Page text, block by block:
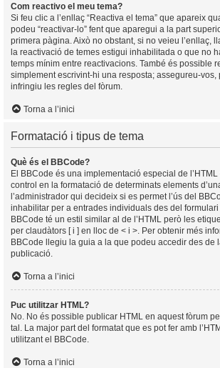
Com reactivo el meu tema?
Si feu clic a l’enllaç “Reactiva el tema” que apareix
podeu “reactivar-lo” fent que aparegui a la part
primera pàgina. Això no obstant, si no veieu l’enllaç,
la reactivació de temes estigui inhabilitada o que no
temps mínim entre reactivacions. També és possible
simplement escrivint-hi una resposta; assegureu-vos,
infringiu les regles del fòrum.
Torna a l’inici
Formatació i tipus de tema
Què és el BBCode?
El BBCode és una implementació especial de
control en la formatació de determinats elements
l’administrador qui decideix si es permet l’ús del
inhabilitar per a entrades individuals des del
BBCode té un estil similar al de l’HTML però les
per claudàtors [ i ] en lloc de < i >. Per obtenir més
BBCode llegiu la guia a la que podeu accedir des de
publicació.
Torna a l’inici
Puc utilitzar HTML?
No. No és possible publicar HTML en aquest fòrum
tal. La major part del formatat que es pot fer amb
utilitzant el BBCode.
Torna a l’inici